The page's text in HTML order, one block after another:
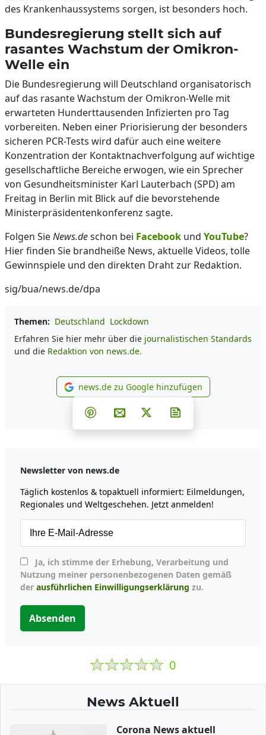
des Krankenhaussystems sorgen, ist besonders hoch.
Bundesregierung stellt sich auf
rasantes Wachstum der Omikron-
Welle ein
Die Bundesregierung will Deutschland organisatorisch
auf das rasante Wachstum der Omikron-Welle mit
erwarteten Hunderttausenden Infizierten pro Tag
vorbereiten. Neben einer Priorisierung der besonders
sicheren PCR-Tests wird dafür auch eine weitere
Konzentration der Kontaktnachverfolgung auf wichtige
gesellschaftliche Bereiche erwogen, wie ein Sprecher
von Gesundheitsminister Karl Lauterbach (SPD) am
Freitag in Berlin mit Blick auf die bevorstehende
Ministerpräsidentenkonferenz sagte.
Folgen SieNews.deschon bei Facebook und YouTube?
Hier finden Sie brandheiße News, aktuelle Videos, tolle
Gewinnspiele und den direkten Draht zur Redaktion.
sig/bua/news.de/dpa
Themen: Deutschland Lockdown
Erfahren Sie hier mehr über die journalistischen Standards
und die Redaktion von news.de.
news.de zu Google
news.de zu Google hinzufügen
Teilen auf Facebook
Teilen auf Whatsapp
Teilen auf Telegram
Teilen auf Pinterest
Per E-Mail teilen
Post auf X
Newsletter von news.de
Täglich kostenlos & topaktuell informiert: Eilmeldungen,
Regionales und Weltgeschehen. Jetzt anmelden!
Nutzung meiner personenbezogenen Daten gemäß
der ausführlichen Einwilligungserklärung zu.
Absenden
0
News Aktuell
Corona News aktuell